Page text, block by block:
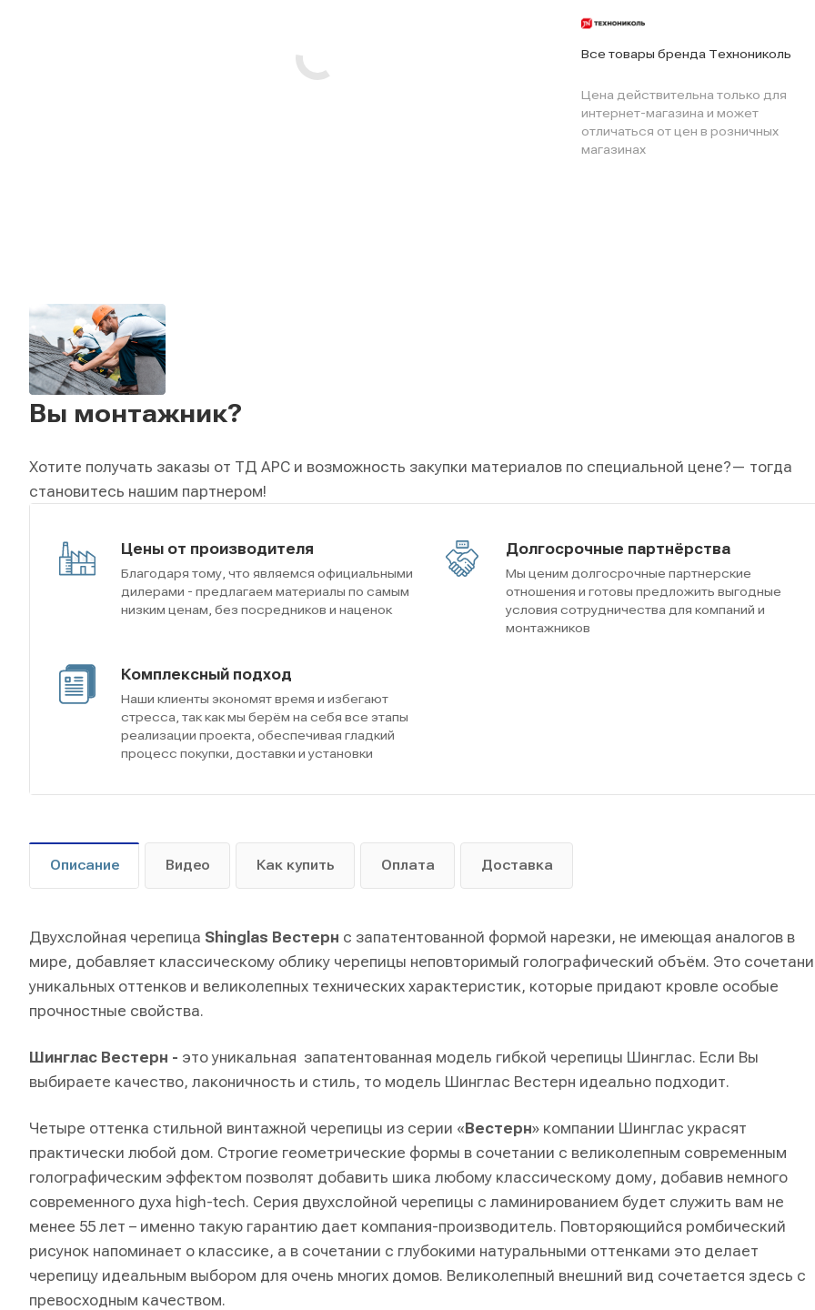
Все товары бренда Технониколь
Цена действительна только для
интернет-магазина и может
отличаться от цен в розничных
магазинах
Вы монтажник?
Хотите получать заказы от ТД АРС и возможность закупки материалов по специальной цене?— тогда
становитесь нашим партнером!
Цены от производителя
Благодаря тому, что являемся официальными
дилерами - предлагаем материалы по самым
низким ценам, без посредников и наценок
Долгосрочные партнёрства
Мы ценим долгосрочные партнерские
отношения и готовы предложить выгодные
условия сотрудничества для компаний и
монтажников
Комплексный подход
Наши клиенты экономят время и избегают
стресса, так как мы берём на себя все этапы
реализации проекта, обеспечивая гладкий
процесс покупки, доставки и установки
Описание Видео Как купить Оплата Доставка
Двухслойная черепица Shinglas Вестерн с запатентованной формой нарезки, не имеющая аналогов в
мире, добавляет классическому облику черепицы неповторимый голографический объём. Это
уникальных оттенков и великолепных технических характеристик, которые придают кровле особые
прочностные свойства.
Шинглас Вестерн - это уникальная запатентованная модель гибкой черепицы Шинглас. Если Вы
выбираете качество, лаконичность и стиль, то модель Шинглас Вестерн идеально подходит.
Четыре оттенка стильной винтажной черепицы из серии «Вестерн» компании Шинглас украсят
практически любой дом. Строгие геометрические формы в сочетании с великолепным современным
голографическим эффектом позволят добавить шика любому классическому дому, добавив немного
современного духа high-tech. Серия двухслойной черепицы с ламинированием будет служить вам не
менее 55 лет – именно такую гарантию дает компания-производитель. Повторяющийся ромбический
рисунок напоминает о классике, а в сочетании с глубокими натуральными оттенками это делает
черепицу идеальным выбором для очень многих домов. Великолепный внешний вид сочетается здесь с
превосходным качеством.